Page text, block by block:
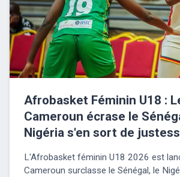
Afrobasket Féminin U18 :
Cameroun écrase le
Nigéria s'en sort de
L'Afrobasket féminin U18 2026 est
Cameroun surclasse le Sénégal, le